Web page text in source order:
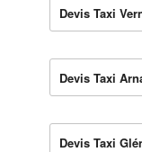
Devis Taxi
Devis Taxi
Devis Taxi